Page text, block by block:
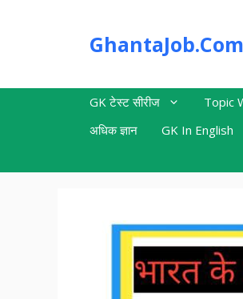
GhantaJob.Com
GK टेस्ट सीरीज Topic
अधिक ज्ञान
GK In English